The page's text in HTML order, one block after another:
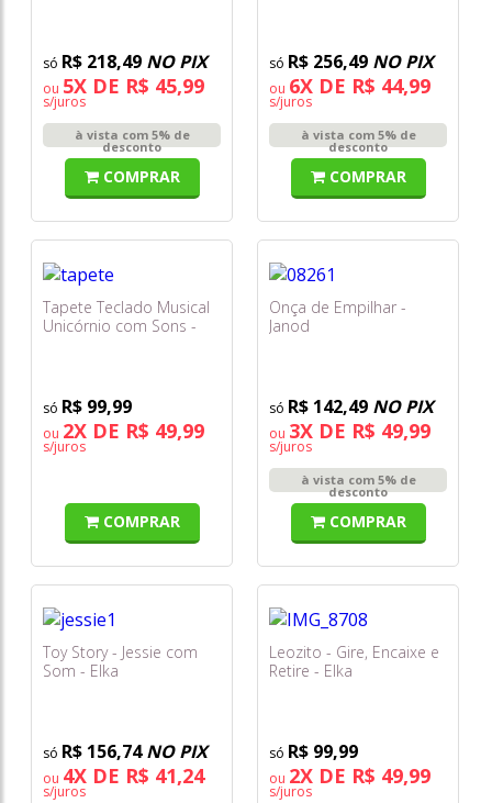
R$ 218,49 NO PIX
ou 5X DE R$ 45,99
s/juros
à vista com 5% de
desconto
COMPRAR
R$ 256,49 NO PIX
ou 6X DE R$ 44,99
s/juros
à vista com 5% de
desconto
COMPRAR
Tapete Teclado Musical
Unicórnio com Sons -
R$ 99,99
ou 2X DE R$ 49,99
s/juros
COMPRAR
Onça de Empilhar -
Janod
R$ 142,49 NO PIX
ou 3X DE R$ 49,99
s/juros
à vista com 5% de
desconto
COMPRAR
Toy Story - Jessie com
Som - Elka
R$ 156,74NO PIX
ou 4X DE R$ 41,24
s/juros
Leozito - Gire, Encaixe e
Retire - Elka
R$ 99,99
ou 2X DE R$ 49,99
s/juros